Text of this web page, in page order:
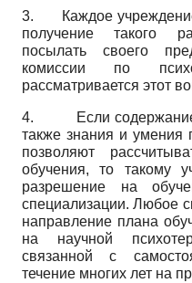
3. Каждое
получение такого
посылать своего
комиссии по
рассматривается этот
4. Если содержание
также знания и умения
позволяют
обучения, то такому
разрешение на
специализации. Любое
направление плана
на научной
связанной с
течение многих лет на